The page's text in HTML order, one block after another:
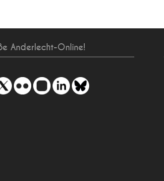
Anderlecht-Online!